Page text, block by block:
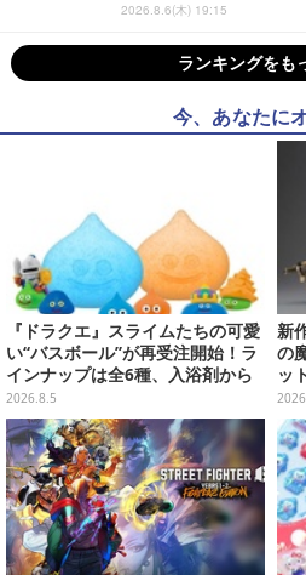
2026.8.6(木) 19:15
ランキングをも
今、あなたに
『ドラクエ』スライムたちの可愛
い“バスボール”が再受注開始！ラ
インナップは全6種、入浴剤から
モンスターのフィギュアが出てく
る
2026.8.5
新
の
ッ
ー